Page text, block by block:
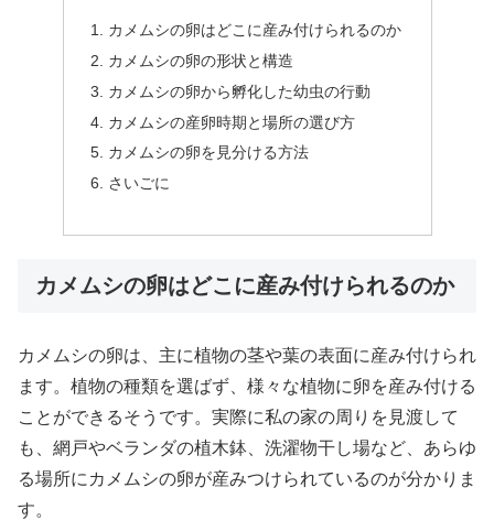
カメムシの卵はどこに産み付けられるのか
カメムシの卵の形状と構造
カメムシの卵から孵化した幼虫の行動
カメムシの産卵時期と場所の選び方
カメムシの卵を見分ける方法
さいごに
カメムシの卵はどこに産み付けられるのか
カメムシの卵は、主に植物の茎や葉の表面に産み付けられ
ます。植物の種類を選ばず、様々な植物に卵を産み付ける
ことができるそうです。実際に私の家の周りを見渡して
も、網戸やベランダの植木鉢、洗濯物干し場など、あらゆ
る場所にカメムシの卵が産みつけられているのが分かりま
す。